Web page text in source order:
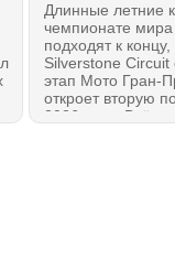
Длинные летние
чемпионате
подходят к
Silverstone Circuit
этап Мото Гран-
откроет вторую
2026 года. Всё,